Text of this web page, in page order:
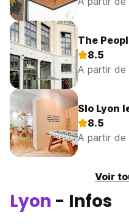
The
8.5
A partir de
Slo Lyon
8.5
A partir de
Voir
Lyon - Infos